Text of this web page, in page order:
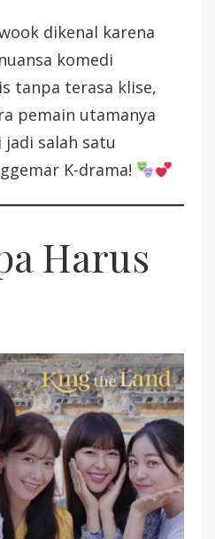
dikenal karena
komedi
tanpa terasa klise,
pemain utamanya
salah satu
K-drama!
Harus